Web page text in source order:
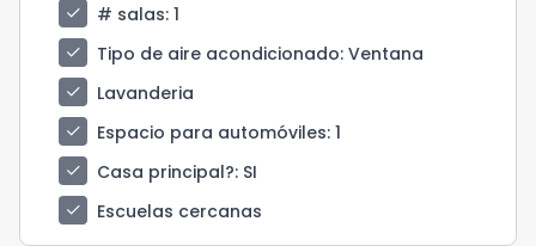
check
# salas: 1
check
Tipo de aire acondicionado: Ventana
check
Lavanderia
check
Espacio para automóviles: 1
check
Casa principal?: SI
check
Escuelas cercanas